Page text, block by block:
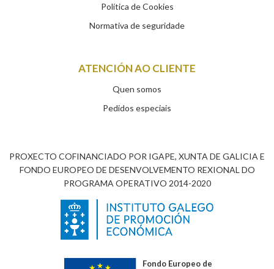
Política de Cookies
Normativa de seguridade
ATENCIÓN AO CLIENTE
Quen somos
Pedidos especiais
PROXECTO COFINANCIADO POR IGAPE, XUNTA DE GALICIA E
FONDO EUROPEO DE DESENVOLVEMENTO REXIONAL DO
PROGRAMA OPERATIVO 2014-2020
Fondo Europeo de